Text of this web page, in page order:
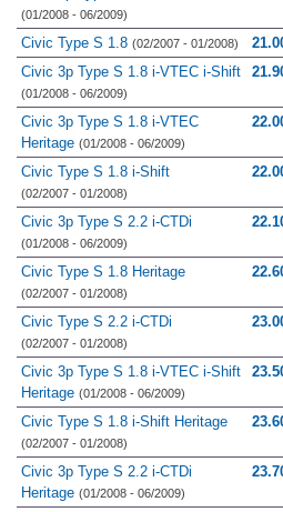
(01/2008 - 06/2009)
Civic Type S 1.8 (02/2007 - 01/2008)
Civic 3p Type S 1.8 i-VTEC i-Shift
(01/2008 - 06/2009)
Civic 3p Type S 1.8 i-VTEC
Heritage (01/2008 - 06/2009)
Civic Type S 1.8 i-Shift
(02/2007 - 01/2008)
Civic 3p Type S 2.2 i-CTDi
(01/2008 - 06/2009)
Civic Type S 1.8 Heritage
(02/2007 - 01/2008)
Civic Type S 2.2 i-CTDi
(02/2007 - 01/2008)
Civic 3p Type S 1.8 i-VTEC i-Shift
Heritage (01/2008 - 06/2009)
Civic Type S 1.8 i-Shift Heritage
(02/2007 - 01/2008)
Civic 3p Type S 2.2 i-CTDi
Heritage (01/2008 - 06/2009)